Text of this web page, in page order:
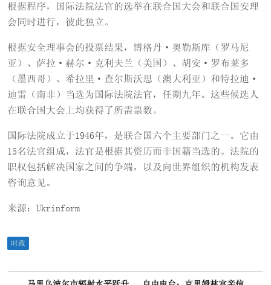
根据程序，国际法院法官的选举在联合国大会和联合国安理
会同时进行，彼此独立。
根据安全理事会的投票结果，博格丹·奥勒斯库（罗马尼
亚）、萨拉·赫尔·克利夫兰（美国）、胡安·罗布莱多
（墨西哥）、希拉里·查尔斯沃思（澳大利亚）和特拉迪·
迪雷（南非）当选为国际法院法官，任期九年。这些候选人
在联合国大会上均获得了所需票数。
国际法院成立于1946年，是联合国六个主要部门之一。它由
15名法官组成，法官是根据其资历而非国籍当选的。法院的
职权包括解决国家之间的争端，以及向世界组织的机构发表
咨询意见。
来源：Ukrinform
时政